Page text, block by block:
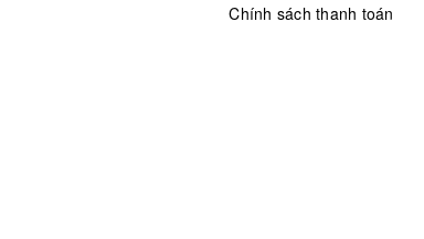
Chính sách thanh toán